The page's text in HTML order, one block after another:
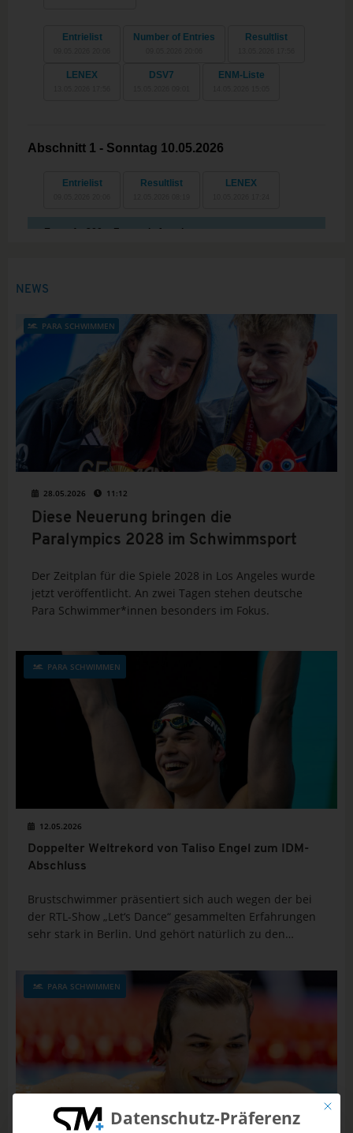
NEWS
PARA SCHWIMMEN
28.05.2026 11:12
Diese Neuerung bringen die
Paralympics 2028 im Schwimmsport
Der Zeitplan für die Spiele 2028 in Los Angeles wurde
jetzt veröffentlicht. An zwei Tagen stehen deutsche
Para Schwimmer*innen besonders im Fokus.
PARA SCHWIMMEN
12.05.2026
Doppelter Weltrekord von Taliso Engel zum IDM-
Abschluss
Brustschwimmer präsentiert sich auch wegen der bei
der RTL-Show „Let‘s Dance“ gesammelten Erfahrungen
sehr stark in Berlin. Und gehört natürlich zu den
EM vorgeschlagen werden.
PARA SCHWIMMEN
Mit
Datenschutz-Präferenz